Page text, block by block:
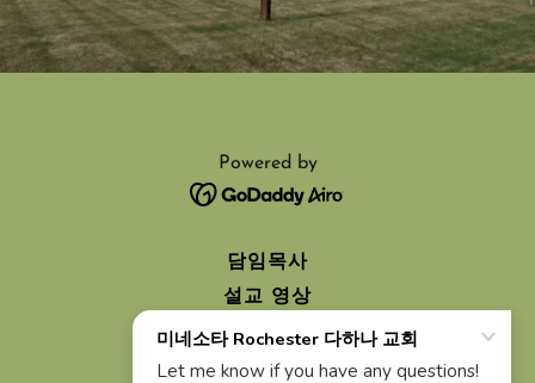
Powered by
담임목사
설교 영상
선교
새 가족 환영